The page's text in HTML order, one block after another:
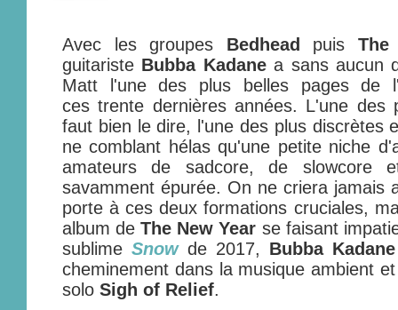
Avec les groupes Bedhead puis The
guitariste Bubba Kadanea sans aucun
Matt l'une des plus belles pages de
ces trente dernières années. L'une des
faut bien le dire, l'une des plus discrètes
ne comblant hélas qu'une petite niche
amateurs de sadcore, de slowcore
savamment épurée. On ne criera jamais
porte à ces deux formations cruciales,
album deThe New Year se faisant
sublime Snowde 2017, Bubba Kadane
cheminement dans la musique ambient
solo Sigh of Relief.